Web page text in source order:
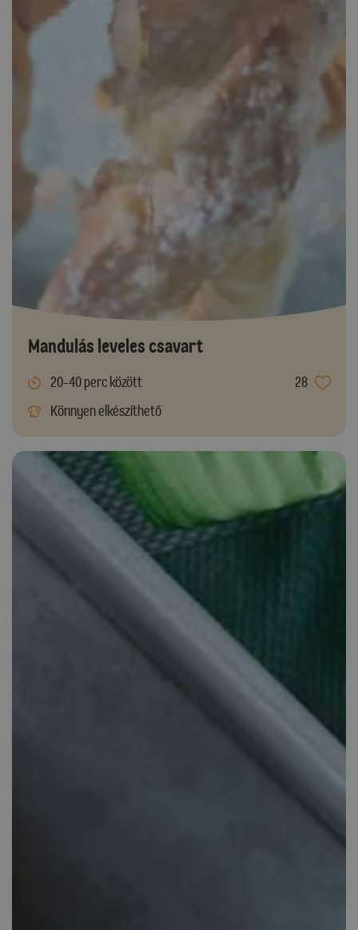
Mandulás leveles csavart
20-40 perc között
28
Könnyen elkészíthető